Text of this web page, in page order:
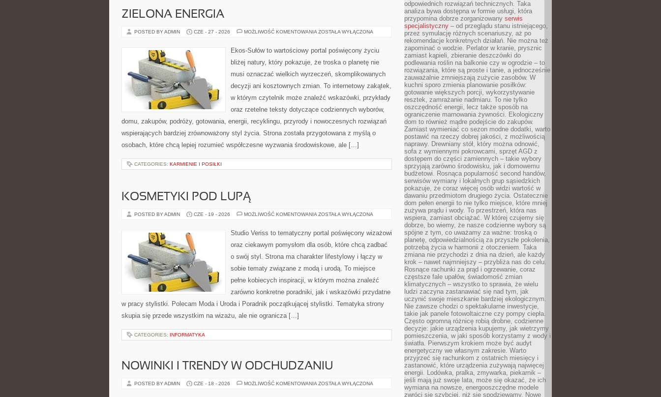
ZIELONA ENERGIA
POSTED BY ADMIN CZE - 27 - 2026 MOŻLIWOŚĆ KOMENTOWANIA ZIELONA
ZOSTAŁA WYŁĄCZONA
Ekos-Sułów to wartościowy portal poświęcony życiu
bliżej natury, który pokazuje, że troska o planetę nie
musi oznaczać wielkich wyrzeczeń, skomplikowanych
decyzji ani kosztownych zmian. To internetowy zakątek,
w którym czytelnik może znaleźć wskazówki, przykłady
oraz rzetelne teksty dotyczące codziennych wyborów,
domu, zakupów, podróży, gotowania, energii, recyklingu, przyrody i nowoczesnych rozwiązań
wspierających bardziej zrównoważony styl życia. Strona została przygotowana z myślą o
osobach, które chcą lepiej rozumieć współczesne wyzwania środowiskowe, ale […]
CATEGORIES: KARMIENIE I POSIŁKI
KOSMETYKI POD LUPĄ
POSTED BY ADMIN CZE - 19 - 2026 MOŻLIWOŚĆ KOMENTOWANIA KOSMETYKI
ZOSTAŁA WYŁĄCZONA
Studio Veriss to tematyczny portal poświęcony wizażowi
oraz ciekawym pomysłom dla osób, które chcą zadbać
o swój styl. Strona ma charakter lifestylowy i łączy w
sobie tematy związane z modą i urodą. To miejsce
pełne kobiecych inspiracji, w którym można znaleźć
zarówno konkretne poradniki, jak i wskazówki przydatne
w pracy stylistki. Polecam Moda i Uroda i Poradnik początkującej stylistki. Tematyka strony
skupia się przede wszystkim na wizażu, ale nie ogranicza […]
CATEGORIES: INFORMATYKA
NOWINKI I TRENDY W ODCHUDZANIU
POSTED BY ADMIN CZE - 18 - 2026 MOŻLIWOŚĆ KOMENTOWANIA NOWINKI
ZOSTAŁA WYŁĄCZONA
odpowiednich rozwiązań technicznych. Taka
analiza bywa dostępna w formie usługi, która
przypomina dobrze zorganizowany serwis
specjalistyczny – od przeglądu stanu istniejącego,
przez symulację różnych scenariuszy, aż po
rekomendacje konkretnych działań. Nie można też
zapominać o wodzie. Perlator w kranie, prysznic
zamiast kąpieli, zbieranie deszczówki do
podlewania roślin na balkonie czy w ogrodzie – to
rozwiązania, które są proste i tanie, a jednocześnie
zauważalnie zmniejszają zużycie zasobów. W
kuchni sporo zmienia planowanie posiłków:
gotowanie większych porcji, wykorzystywanie
resztek, zamrażanie nadmiaru. To nie tylko
oszczędność energii, lecz także sposób na
ograniczenie marnowania żywności. Ekologiczny
dom to również mądre podejście do zakupów.
Zamiast wymieniać co sezon modne dodatki, warto
postawić na rzeczy dobrej jakości, z możliwością
naprawy. Drewniany stół, który można odnowić,
sofa z wymiennymi pokrowcami, sprzęt AGD z
dostępem do części zamiennych – takie wybory
sprzyjają zarówno środowisku, jak i domowemu
budżetowi. Rosnąca popularność second handów,
serwisów wymiany i lokalnych grup sąsiedzkich
pokazuje, że coraz więcej osób widzi wartość w
dawaniu przedmiotom drugiego życia. Ostatecznie
dom pełen energii to nie tylko miejsce, które mniej
zużywa prądu i wody. To przestrzeń, która nas
wspiera, zamiast obciążać. W której czujemy się
dobrze, bo wiemy, że nasze codzienne wybory są
spójne z tym, co uważamy za ważne: troską o
planetę, odpowiedzialnością za przyszłe pokolenia,
potrzebą życia w harmonii z otoczeniem. Taka
zmiana nie przychodzi z dnia na dzień, ale każdy
krok – nawet najmniejszy – przybliża nas do celu.
Rosnące rachunki za prąd i ogrzewanie, coraz
częstsze fale upałów, świadomość zmian
klimatycznych – wszystko to sprawia, że wielu
ludzi zaczyna zastanawiać się nad tym, jak
uczynić swoje mieszkanie bardziej ekologicznym.
Nie zawsze chodzi o spektakularne inwestycje,
takie jak panele fotowoltaiczne czy pompy ciepła.
Często ogromną różnicę robią drobne, codzienne
decyzje: jakie urządzenia kupujemy, jak wietrzymy
pomieszczenia, w jaki sposób korzystamy z wody i
światła. Pierwszym krokiem może być audyt
energetyczny we własnym zakresie. Warto
przyjrzeć się rachunkom z ostatnich miesięcy i
zastanowić, które urządzenia zużywają najwięcej
energii. Lodówka, pralka, zmywarka, piekarnik –
jeśli mają już swoje lata, może się okazać, że ich
wymiana na nowsze, energooszczędne modele
zwróci się szybciej, niż się spodziewamy. Nowe